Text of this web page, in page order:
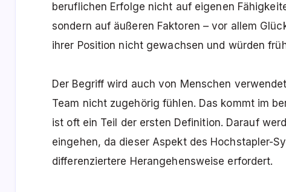
beruflichen Erfolge nicht auf eigenen
sondern auf äußeren Faktoren – vor allem
ihrer Position nicht gewachsen und würden
Der Begriff wird auch von Menschen
Team nicht zugehörig fühlen. Das kommt im
ist oft ein Teil der ersten Definition. Darauf
eingehen, da dieser Aspekt des Hochstapler-
differenziertere Herangehensweise erfordert.